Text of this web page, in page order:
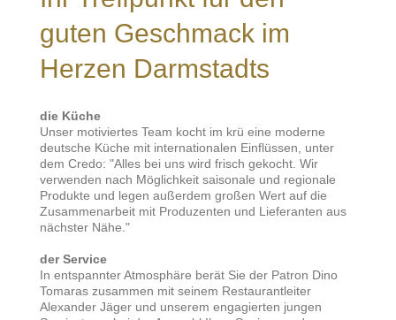
guten Geschmack im
Herzen Darmstadts
die Küche
Unser motiviertes Team kocht im krü eine moderne
deutsche Küche mit internationalen Einflüssen, unter
dem Credo: "Alles bei uns wird frisch gekocht. Wir
verwenden nach Möglichkeit saisonale und regionale
Produkte und legen außerdem großen Wert auf die
Zusammenarbeit mit Produzenten und Lieferanten aus
nächster Nähe."
der Service
In entspannter Atmosphäre berät Sie der Patron Dino
Tomaras zusammen mit seinem Restaurantleiter
Alexander Jäger und unserem engagierten jungen